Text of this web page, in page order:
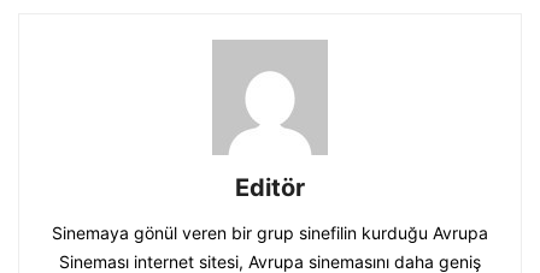
Editör
Sinemaya gönül veren bir grup sinefilin kurduğu Avrupa
Sineması internet sitesi, Avrupa sinemasını daha geniş